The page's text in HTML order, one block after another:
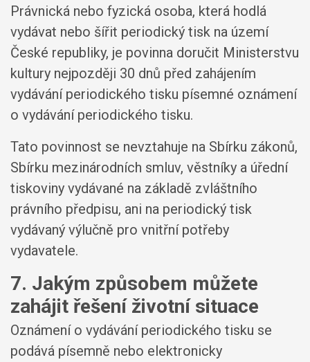
Právnická nebo fyzická osoba, která hodlá
vydávat nebo šířit periodický tisk na území
České republiky, je povinna doručit Ministerstvu
kultury nejpozději 30 dnů před zahájením
vydávání periodického tisku písemné oznámení
o vydávání periodického tisku.
Tato povinnost se nevztahuje na Sbírku zákonů,
Sbírku mezinárodních smluv, věstníky a úřední
tiskoviny vydávané na základě zvláštního
právního předpisu, ani na periodický tisk
vydávaný výlučně pro vnitřní potřeby
vydavatele.
7. Jakým způsobem můžete
zahájit řešení životní situace
Oznámení o vydávání periodického tisku se
podává písemně nebo elektronicky